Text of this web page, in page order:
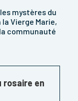
mystères du
Vierge Marie,
communauté
rosaire en